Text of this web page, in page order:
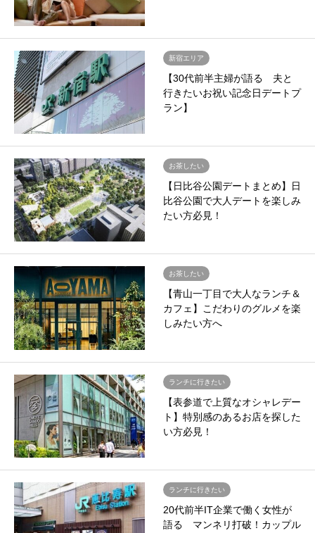
新宿エリア
【30代前半主婦が語る 夫と
行きたいお祝い記念日デートプ
ラン】
お茶したい
【日比谷公園デートまとめ】日
比谷公園で大人デートを楽しみ
たい方必見！
お茶したい
【青山一丁目で大人なランチ＆
カフェ】こだわりのグルメを楽
しみたい方へ
ランチに行きたい
【表参道で上質なオシャレデー
ト】特別感のあるお店を探した
い方必見！
ランチに行きたい
20代前半IT企業で働く女性が
語る マンネリ打破！カップル